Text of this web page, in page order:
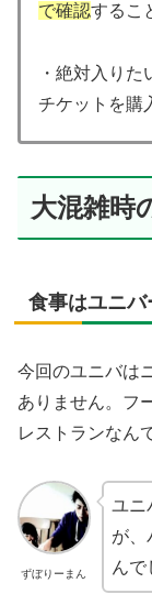
で確認するこ
・絶対入り
チケットを購
大混雑時
食事はユニバ
今回のユニバは
ありません。フ
レストランなん
ずぼりーまん
ユニ
が、
んで